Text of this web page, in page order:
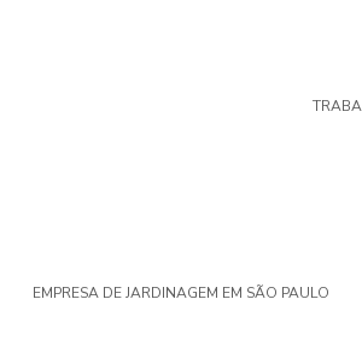
EMPRESA DE JARDINAGEM EM SÃO PAULO